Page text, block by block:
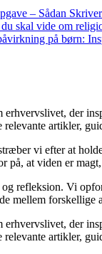
– Sådan
skal vide om
på børn:
der
artikler,
vi efter at
at viden er
refleksion. Vi
mellem forskellige
der
artikler,